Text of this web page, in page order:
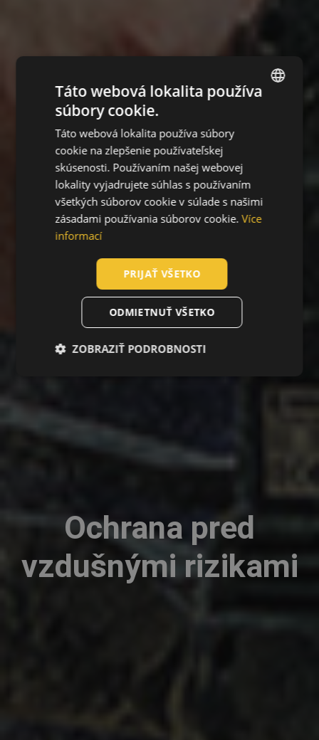
Ochrana pred
vzdušnými rizikami
CZECH
SLOVAK
ROMANIAN
LATVIAN
SPANISH
Táto webová lokalita používa
súbory cookie.
Táto webová lokalita používa súbory
cookie na zlepšenie používateľskej
skúsenosti. Používaním našej webovej
lokality vyjadrujete súhlas s používaním
všetkých súborov cookie v súlade s našimi
zásadami používania súborov cookie. Více
informací
PRIJAŤ VŠETKO
ODMIETNUŤ VŠETKO
ZOBRAZIŤ PODROBNOSTI